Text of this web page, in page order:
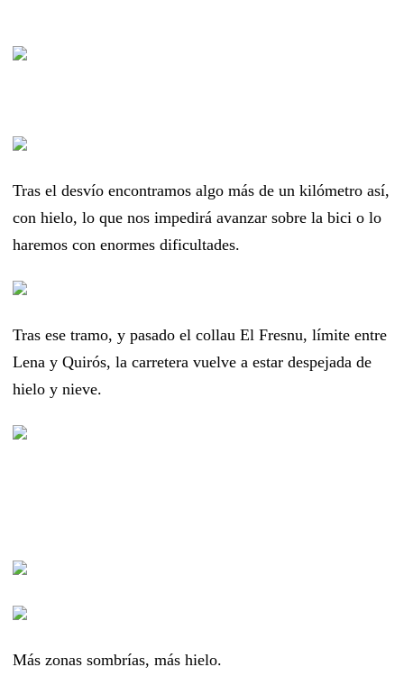
Tras el desvío encontramos algo más de un kilómetro así,
con hielo, lo que nos impedirá avanzar sobre la bici o lo
haremos con enormes dificultades.
Tras ese tramo, y pasado el collau El Fresnu, límite entre
Lena y Quirós, la carretera vuelve a estar despejada de
hielo y nieve.
Más zonas sombrías, más hielo.